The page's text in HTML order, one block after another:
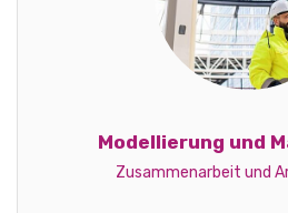
Modellierung und
Zusammenarbeit und